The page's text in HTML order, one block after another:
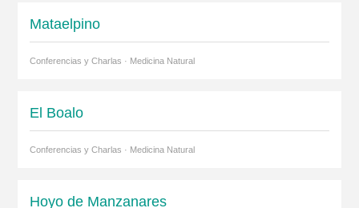
Mataelpino
Conferencias y Charlas · Medicina Natural
El Boalo
Conferencias y Charlas · Medicina Natural
Hoyo de Manzanares